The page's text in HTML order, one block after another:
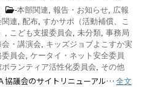
-本部関連 報告・お知らせ 広報
連 配布 すかサポ（活動補償、こ
こども支援委員会 未分類 事務局
会・講演会
キッズジョブよこすか実
員会 ケータイ・ネット安全委員
ランティア活性化委員会 その他
協議会のサイトリニューアル… 全文